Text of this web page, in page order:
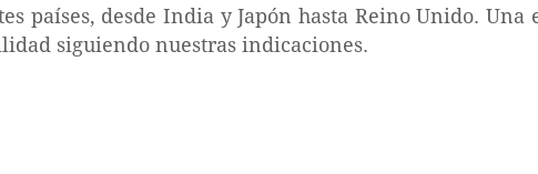
países, desde India y Japón hasta Reino Unido.
siguiendo nuestras indicaciones.